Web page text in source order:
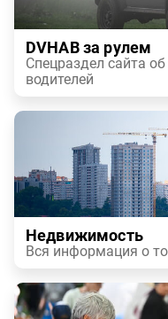
DVHAB за рулем
Спецраздел сайта
водителей
Недвижимость
Вся информация о